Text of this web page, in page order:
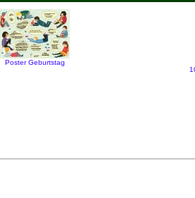
Poster Geburtstag